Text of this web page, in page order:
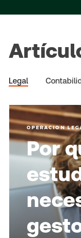
Legal
OPERACION
Por